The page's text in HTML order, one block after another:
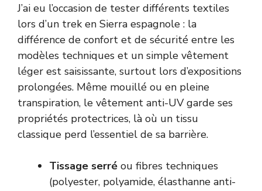
J’ai eu l’occasion de tester différents textiles
lors d’un trek en Sierra espagnole : la
différence de confort et de sécurité entre les
modèles techniques et un simple vêtement
léger est saisissante, surtout lors d’expositions
prolongées. Même mouillé ou en pleine
transpiration, le vêtement anti-UV garde ses
propriétés protectrices, là où un tissu
classique perd l’essentiel de sa barrière.
Tissage serré ou fibres techniques
(polyester, polyamide, élasthanne anti-